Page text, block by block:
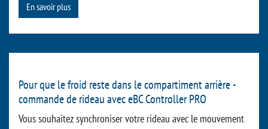
En savoir plus
Pour que le froid reste dans le compartiment arrière -
commande de rideau avec eBC Controller PRO
Vous souhaitez synchroniser votre rideau avec le mouvement